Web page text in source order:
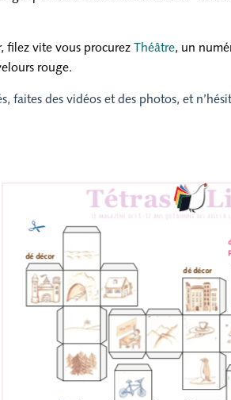
filez vite vous procurez Théâtre, un
rouge.
faites des vidéos et des photos, et